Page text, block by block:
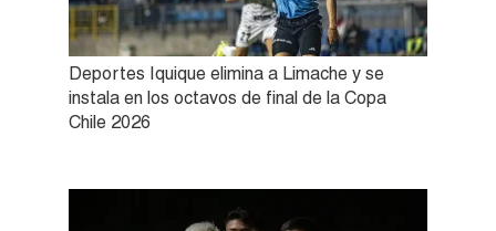
Deportes Iquique elimina a Limache y se
instala en los octavos de final de la Copa
Chile 2026